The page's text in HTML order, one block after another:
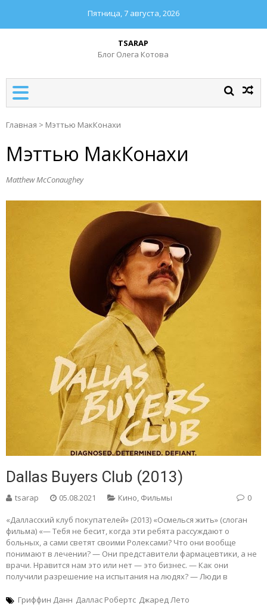
Пятница, 7 августа, 2026
TSARAP
Блог Олега Котова
Главная > Мэттью МакКонахи
Мэттью МакКонахи
Matthew McConaughey
Dallas Buyers Club (2013)
tsarap 05.08.2021 Кино, Фильмы 0
«Далласский клуб покупателей» (2013) «Осмелься жить» (слоган
фильма) «— Тебя не бесит, когда эти ребята рассуждают о
больных, а сами светят своими Ролексами? Что они вообще
понимают в лечении? — Они представители фармацевтики, а не
врачи. Нравится нам это или нет — это бизнес. — Как они
получили разрешение на испытания на людях? — Люди в
Гриффин Данн Даллас Робертс Джаред Лето